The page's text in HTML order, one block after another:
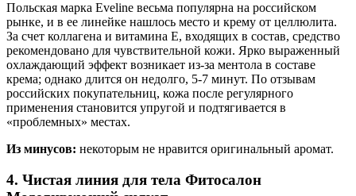
Польская марка Eveline весьма популярна на российском
рынке, и в ее линейке нашлось место и крему от целлюлита.
За счет коллагена и витамина Е, входящих в состав, средство
рекомендовано для чувствительной кожи. Ярко выраженный
охлаждающий эффект возникает из-за ментола в составе
крема; однако длится он недолго, 5-7 минут. По отзывам
российских покупательниц, кожа после регулярного
применения становится упругой и подтягивается в
«проблемных» местах.
Из минусов: некоторым не нравится оригинальный аромат.
4. Чистая линия для тела Фитосалон